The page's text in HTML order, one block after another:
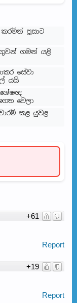
පූසාට
ගුවන් ගමන් යළි
සේවා
යයි
වෙලා
කළ යුවළ
+61
Report
+19
Report